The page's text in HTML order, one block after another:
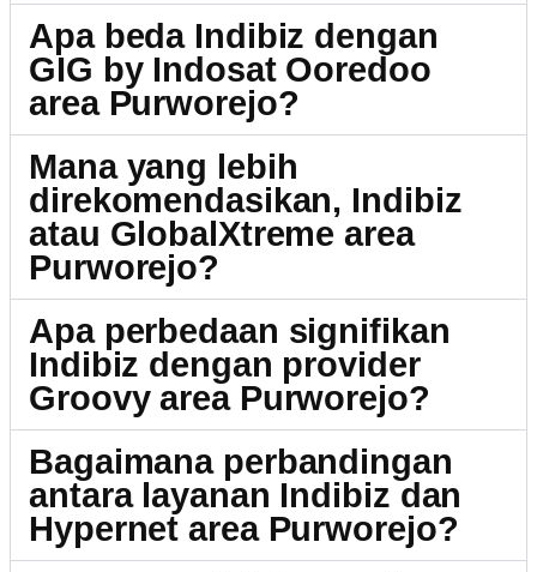
Apa beda Indibiz dengan
GIG by Indosat Ooredoo
area Purworejo?
Mana yang lebih
direkomendasikan, Indibiz
atau GlobalXtreme area
Purworejo?
Apa perbedaan signifikan
Indibiz dengan provider
Groovy area Purworejo?
Bagaimana perbandingan
antara layanan Indibiz dan
Hypernet area Purworejo?